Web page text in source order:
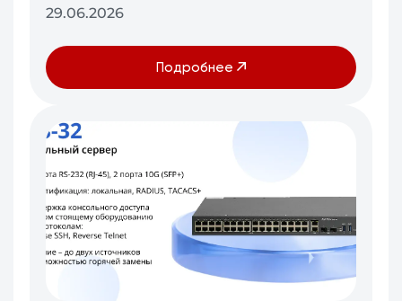
29.06.2026
Подробнее